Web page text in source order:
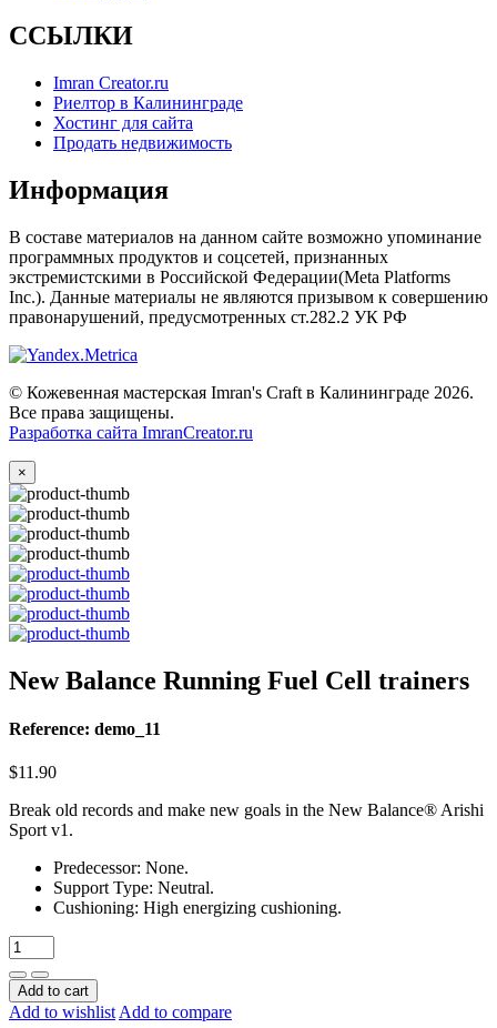
ССЫЛКИ
Imran Creator.ru
Риелтор в Калининграде
Хостинг для сайта
Продать недвижимость
Информация
В составе материалов на данном сайте возможно упоминание
программных продуктов и соцсетей, признанных
экстремистскими в Российской Федерации(Meta Platforms
Inc.). Данные материалы не являются призывом к совершению
правонарушений, предусмотренных ст.282.2 УК РФ
© Кожевенная мастерская Imran's Craft в Калининграде 2026.
Все права защищены.
Разработка сайта ImranCreator.ru
×
New Balance Running Fuel Cell trainers
Reference: demo_11
$11.90
Break old records and make new goals in the New Balance® Arishi
Sport v1.
Predecessor: None.
Support Type: Neutral.
Cushioning: High energizing cushioning.
Add to cart
Add to wishlist Add to compare